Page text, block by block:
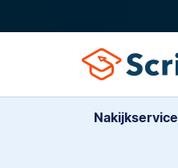
Nakijkservice